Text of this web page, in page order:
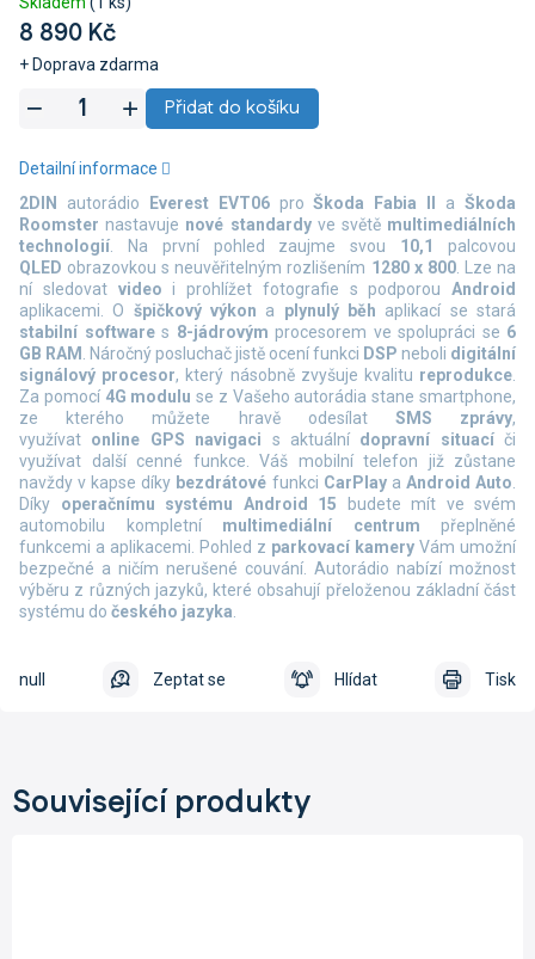
8 890 Kč
+ Doprava zdarma
Přidat do košíku
2DIN autorádio Everest EVT06pro Škoda Fabia II aŠkoda
Roomsternastavuje nové standardyve světě multimediálních
technologií. Na první pohled zaujme svou 10,1
palcovou
QLED obrazovkou s neuvěřitelným rozlišením 1280 x 800. Lze na
ní sledovat video i prohlížet fotografie s podporou Android
aplikacemi. O špičkový výkon a plynulý běh aplikací se stará
stabilní softwares 8-jádrovým procesorem ve spolupráci se 6
GB RAM . Náročný posluchač jistě ocení funkci DSP neboli digitální
signálový procesor, který násobně zvyšuje kvalitu reprodukce.
Za pomocí 4G modulu se z Vašeho autorádia stane smartphone,
ze kterého můžete hravě odesílat SMS zprávy,
využívat online GPS navigaci s aktuální dopravní situacíči
využívat další cenné funkce. Váš mobilní telefon již zůstane
navždy v kapse díky bezdrátové funkci CarPlaya Android Auto.
Díky operačnímu systému Android 15 budete mít ve svém
automobilu kompletní multimediální centrum přeplněné
funkcemi a aplikacemi. Pohled z parkovací kamery Vám umožní
bezpečné a ničím nerušené couvání. Autorádio nabízí možnost
výběru z různých jazyků, které obsahují přeloženou základní část
systému do českého jazyka.
Detailní informace
Tisk
Zeptat se Hlídat
null
Související produkty